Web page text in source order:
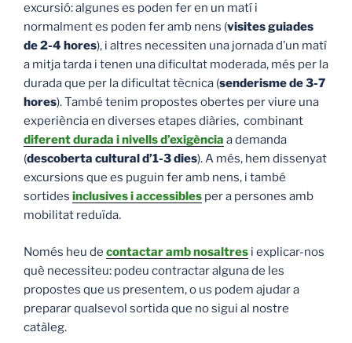
excursió: algunes es poden fer en un matí i
normalment es poden fer amb nens (visites guiades
de 2-4 hores), i altres necessiten una jornada d’un matí
a mitja tarda i tenen una dificultat moderada, més per la
durada que per la dificultat tècnica (senderisme de 3-7
hores). També tenim propostes obertes per viure una
experiència en diverses etapes diàries, combinant
diferent durada i nivells d’exigència a demanda
(descoberta cultural d’1-3 dies). A més, hem dissenyat
excursions que es puguin fer amb nens, i també
sortides inclusives i accessibles per a persones amb
mobilitat reduïda.
Només heu de contactar amb nosaltres i explicar-nos
què necessiteu: podeu contractar alguna de les
propostes que us presentem, o us podem ajudar a
preparar qualsevol sortida que no sigui al nostre
catàleg.